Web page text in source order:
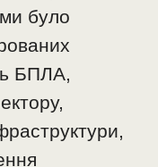
було
БПЛА,